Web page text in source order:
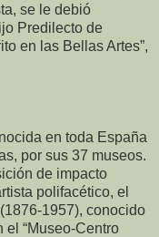
se le debió
Predilecto de
en las Bellas Artes”,
en toda España
por sus 37 museos.
de impacto
polifacético, el
1957), conocido
el “Museo-Centro